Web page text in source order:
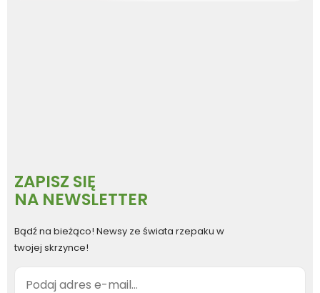
ZAPISZ SIĘ
NA NEWSLETTER
Bądź na bieżąco! Newsy ze świata rzepaku w
twojej skrzynce!